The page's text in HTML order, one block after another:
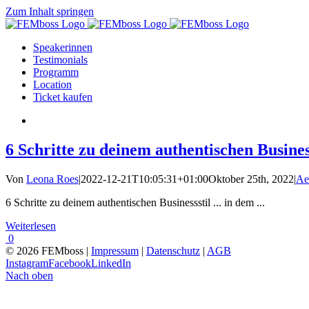
Zum Inhalt springen
Speakerinnen
Testimonials
Programm
Location
Ticket kaufen
6 Schritte zu deinem authentischen
Von Leona Roes|2022-12-21T10:05:31+01:00Oktober 25th, 2022|
6 Schritte zu deinem authentischen Businessstil ... in dem ...
Weiterlesen
0
© 2026 FEMboss | Impressum | Datenschutz | AGB
InstagramFacebookLinkedIn
Nach oben